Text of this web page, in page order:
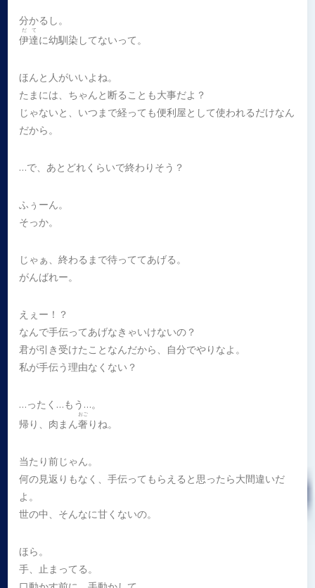
分かるし。
伊達
だて
に幼馴染してないって。
ほんと人がいいよね。
たまには、ちゃんと断ることも大事だよ？
じゃないと、いつまで経っても便利屋として使われるだけなん
だから。
…で、あとどれくらいで終わりそう？
ふぅーん。
そっか。
じゃぁ、終わるまで待っててあげる。
がんばれー。
えぇー！？
なんで手伝ってあげなきゃいけないの？
君が引き受けたことなんだから、自分でやりなよ。
私が手伝う理由なくない？
…ったく…もう…。
帰り、肉まん奢
おご
りね。
当たり前じゃん。
何の見返りもなく、手伝ってもらえると思ったら大間違いだ
よ。
世の中、そんなに甘くないの。
ほら。
手、止まってる。